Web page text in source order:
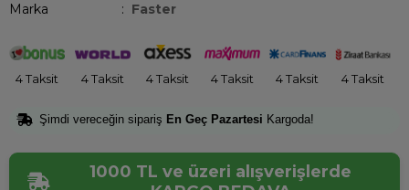
Marka : Faster
4 Taksit 4 Taksit 4 Taksit 4 Taksit 4 Taksit 4 Taksit
Şimdi vereceğin sipariş En Geç Pazartesi Kargoda!
1000 TL ve üzeri alışverişlerde